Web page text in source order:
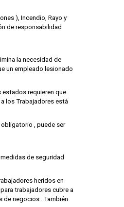
), Incendio, Rayo y
de responsabilidad
la necesidad de
un empleado lesionado
estados requieren que
los Trabajadores está
, puede ser
de seguridad
heridos en
trabajadores cubre a
de negocios . También